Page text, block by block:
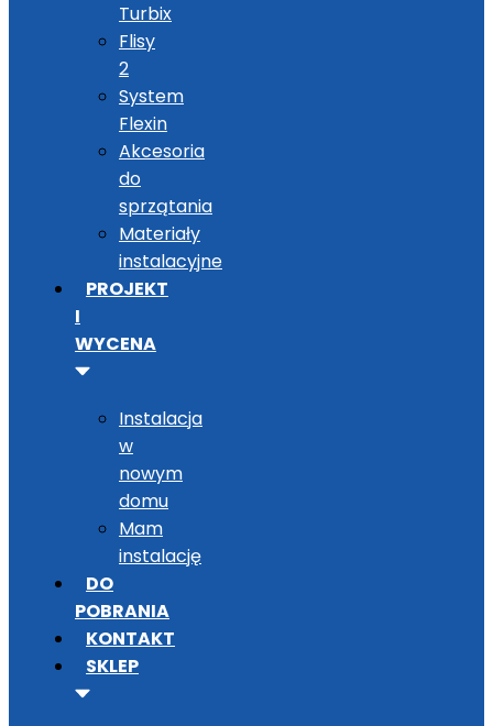
Turbix
Flisy
2
System
Flexin
Akcesoria
do
sprzątania
Materiały
instalacyjne
PROJEKT
I
WYCENA
Instalacja
w
nowym
domu
Mam
instalację
DO
POBRANIA
KONTAKT
SKLEP